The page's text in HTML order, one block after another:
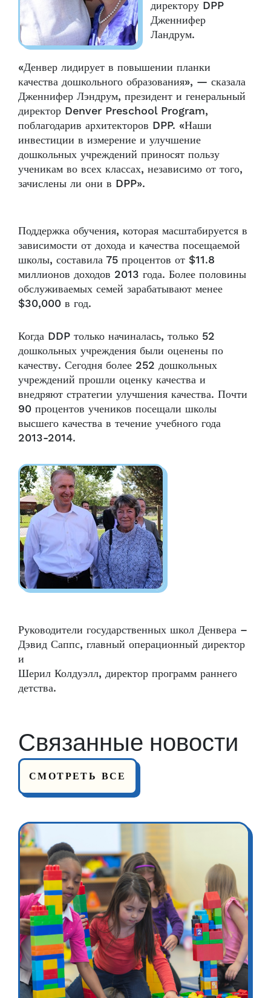
директору DPP
Дженнифер
Ландрум.
«Денвер лидирует в повышении планки
качества дошкольного образования», — сказала
Дженнифер Лэндрум, президент и генеральный
директор Denver Preschool Program,
поблагодарив архитекторов DPP. «Наши
инвестиции в измерение и улучшение
дошкольных учреждений приносят пользу
ученикам во всех классах, независимо от того,
зачислены ли они в DPP».
Поддержка обучения, которая масштабируется в
зависимости от дохода и качества посещаемой
школы, составила 75 процентов от $11.8
миллионов доходов 2013 года. Более половины
обслуживаемых семей зарабатывают менее
$30,000 в год.
Когда DDP только начиналась, только 52
дошкольных учреждения были оценены по
качеству. Сегодня более 252 дошкольных
учреждений прошли оценку качества и
внедряют стратегии улучшения качества. Почти
90 процентов учеников посещали школы
высшего качества в течение учебного года
2013-2014.
Руководители государственных школ Денвера –
Дэвид Саппс, главный операционный директор
и
Шерил Колдуэлл, директор программ раннего
детства.
Связанные новости
СМОТРЕТЬ ВСЕ